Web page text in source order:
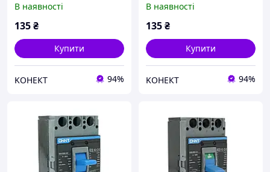
В наявності
135₴
Купити
KОНЕКТ 94%
В наявності
135₴
Купити
KОНЕКТ 94%